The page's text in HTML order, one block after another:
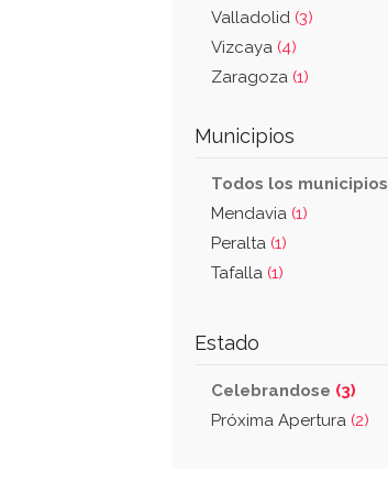
Valladolid (3)
Vizcaya (4)
Zaragoza (1)
Municipios
Todos los municipios
Mendavia (1)
Peralta (1)
Tafalla (1)
Estado
Celebrandose (3)
Próxima Apertura (2)